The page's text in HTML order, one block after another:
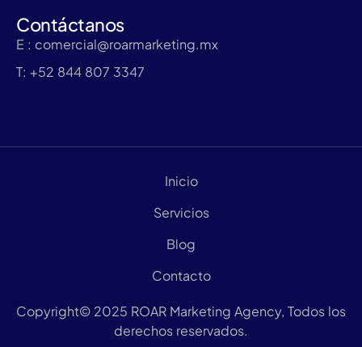
Contáctanos
E : comercial@roarmarketing.mx
T: +52 844 807 3347
Copyright© 2025 ROAR Marketing Agency, Todos los
derechos reservados.
Inicio
Servicios
Blog
Contacto